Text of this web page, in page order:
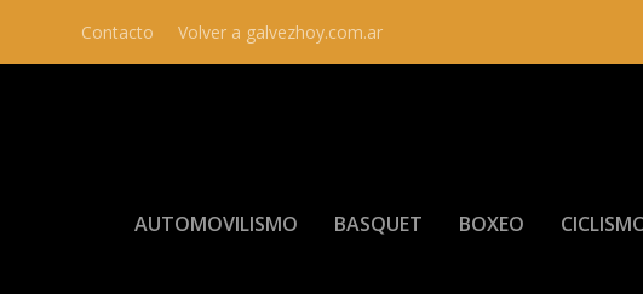
Contacto Volver a galvezhoy.com.ar
AUTOMOVILISMO BASQUET BOXEO